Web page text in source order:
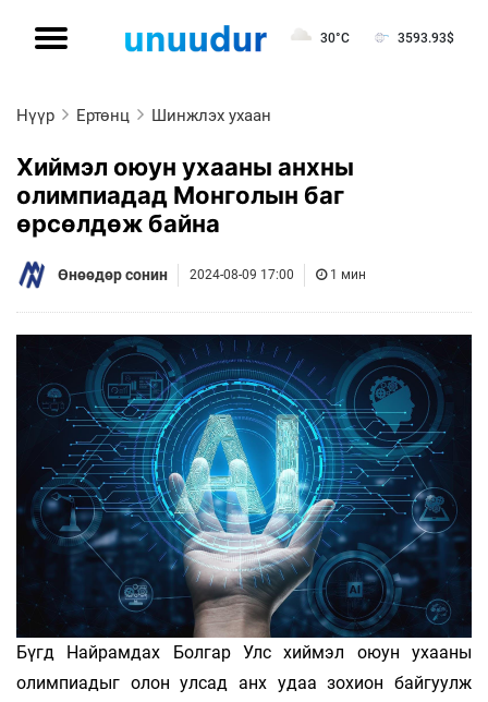
30°C 3593.93$
Нүүр Ертөнц Шинжлэх ухаан
Хиймэл оюун ухааны анхны
олимпиадад Монголын баг
өрсөлдөж байна
Өнөөдөр сонин 2024-08-09 17:00 1 мин
Бүгд Найрамдах Болгар Улс хиймэл оюун ухааны
олимпиадыг олон улсад анх удаа зохион байгуулж